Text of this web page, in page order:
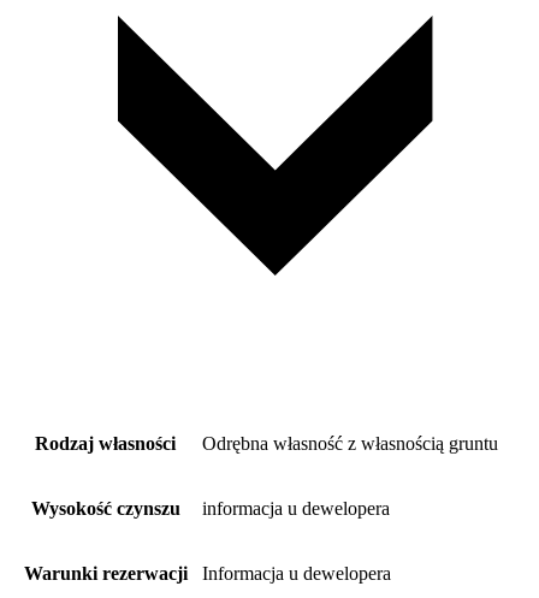
Rodzaj własności Odrębna własność z własnością gruntu
Wysokość czynszu informacja u dewelopera
Warunki rezerwacji Informacja u dewelopera